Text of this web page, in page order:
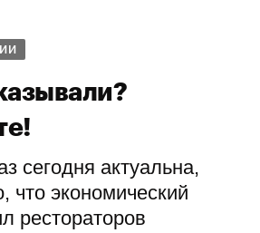
сегодня актуальна,
что экономический
рестораторов